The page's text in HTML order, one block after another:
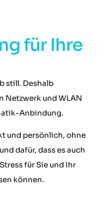
für Ihre
still. Deshalb
Netzwerk und WLAN
Anbindung.
und persönlich, ohne
dafür, dass es auch
für Sie und Ihr
können.